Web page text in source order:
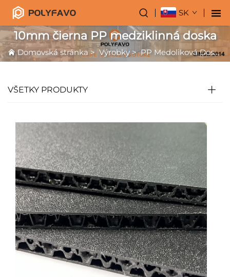
SK
10mm čierna PP medziklinná doska
Domovská stránka> Výrobky>PP Medoliková Doska
VŠETKY PRODUKTY